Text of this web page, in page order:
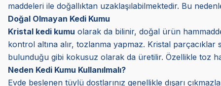
maddeleri ile doğallıktan uzaklaşılabilmektedir. Bu
Doğal Olmayan Kedi Kumu
Kristal kedi kumu olarak da bilinir, doğal ürün
kontrol altına alır, tozlanma yapmaz. Kristal parçacıklar
bulunduğu gibi kokusuz olarak da üretilir. Özellikle toz
Neden Kedi Kumu Kullanılmalı?
Evde beslenen tüylü dostlarınız genellikle dışarı